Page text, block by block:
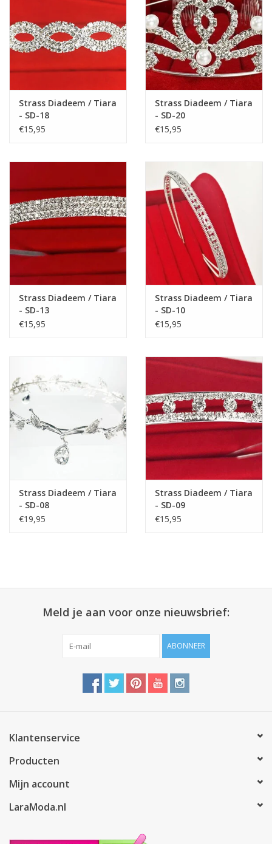
Maat 36: 23,5 cm
LET OP: Onze schoentjes zijn alleen geschikt voor kinderen,
Strass Diadeem / Tiara
- SD-18
€15,95
Strass Diadeem / Tiara
- SD-20
€15,95
Strass Diadeem / Tiara
- SD-13
€15,95
Strass Diadeem / Tiara
- SD-10
€15,95
Strass Diadeem / Tiara
- SD-08
€19,95
Strass Diadeem / Tiara
- SD-09
€15,95
Meld je aan voor onze nieuwsbrief:
ABONNEER
Klantenservice
Producten
Mijn account
LaraModa.nl